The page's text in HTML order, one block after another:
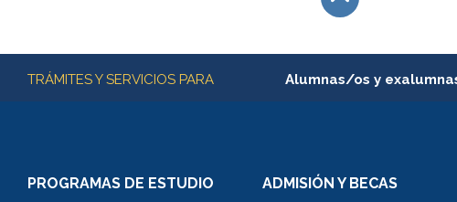
Más información
TRÁMITES Y SERVICIOS PARA Alumnas/os y
Consulta y certificado de notas
PROGRAMAS DE ESTUDIO ADMISIÓN Y BECAS